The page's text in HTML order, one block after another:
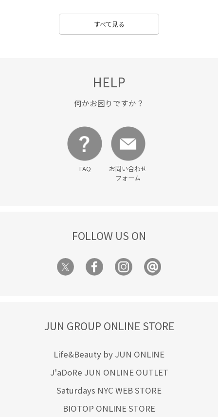
すべて見る
HELP
何かお困りですか？
FAQ
お問い合わせ
フォーム
FOLLOW US ON
JUN GROUP ONLINE STORE
Life&Beauty by JUN ONLINE
J'aDoRe JUN ONLINE OUTLET
Saturdays NYC WEB STORE
BIOTOP ONLINE STORE